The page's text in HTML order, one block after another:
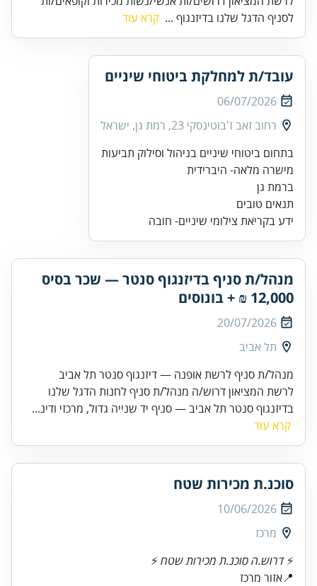
לסניף הדגל שלנו בדיזנגוף ... קרא עוד
עובד/ת למחלקת ביטוחי שיניים
06/07/2026
רחוב זאב ז'בוטינסקי 23, רמת גן, ישראל
ידע בקריאת צילומי שיניים- חובה
מנהל/ת סניף בדיזנגוף סנטר — שכר בסיס
12,000 ₪ + בונוסים
20/07/2026
תל אביב
מנהל/ת סניף לרשת אופנה — דיזנגוף סנטר תל אביב
לרשת המציאון דרוש/ה מנהל/ת סניף לחנות הדגל שלנו
בדיזנגוף סנטר תל אביב — סניף יד שנייה גדול, מרכזי ודינ...
קרא עוד
סוכנ.ת מכירות שטח
10/06/2026
מרכז
⚡דרוש.ה סוכנ.ת מכירות שטח